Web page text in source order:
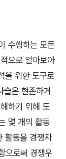
수행하는 모든
으로 알아보아
을 위한 도구로
슬은 현존하거
하기 위해 도
몇 개의 활동
활동을 경쟁자
으로써 경쟁우